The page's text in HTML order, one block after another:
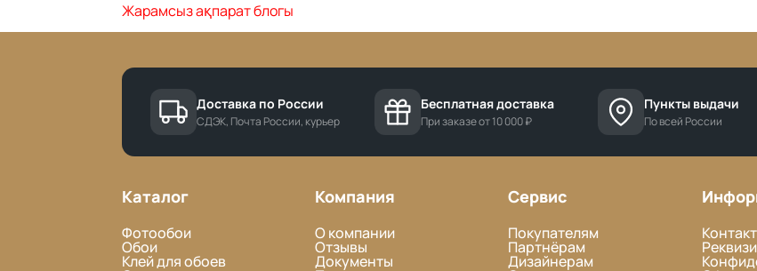
Жарамсыз ақпарат блогы
Доставка по России
СДЭК, Почта России, курьер
Бесплатная доставка
При заказе от 10 000 ₽
Пункты выдачи
По всей России
Каталог
Фотообои
Обои
Клей для обоев
Компания
О компании
Отзывы
Документы
Сервис
Покупателям
Партнёрам
Дизайнерам